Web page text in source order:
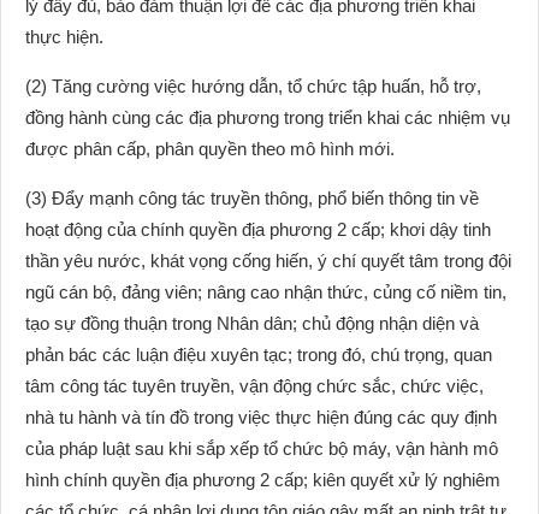
lý đầy đủ, bảo đảm thuận lợi để các địa phương triển khai
thực hiện.
(2) Tăng cường việc hướng dẫn, tổ chức tập huấn, hỗ trợ,
đồng hành cùng các địa phương trong triển khai các nhiệm vụ
được phân cấp, phân quyền theo mô hình mới.
(3) Đẩy mạnh công tác truyền thông, phổ biến thông tin về
hoạt động của chính quyền địa phương 2 cấp; khơi dậy tinh
thần yêu nước, khát vọng cống hiến, ý chí quyết tâm trong đội
ngũ cán bộ, đảng viên; nâng cao nhận thức, củng cố niềm tin,
tạo sự đồng thuận trong Nhân dân; chủ động nhận diện và
phản bác các luận điệu xuyên tạc; trong đó, chú trọng, quan
tâm công tác tuyên truyền, vận động chức sắc, chức việc,
nhà tu hành và tín đồ trong việc thực hiện đúng các quy định
của pháp luật sau khi sắp xếp tổ chức bộ máy, vận hành mô
hình chính quyền địa phương 2 cấp; kiên quyết xử lý nghiêm